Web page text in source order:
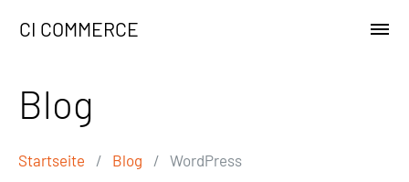
CI COMMERCE
Blog
Startseite / Blog / WordPress